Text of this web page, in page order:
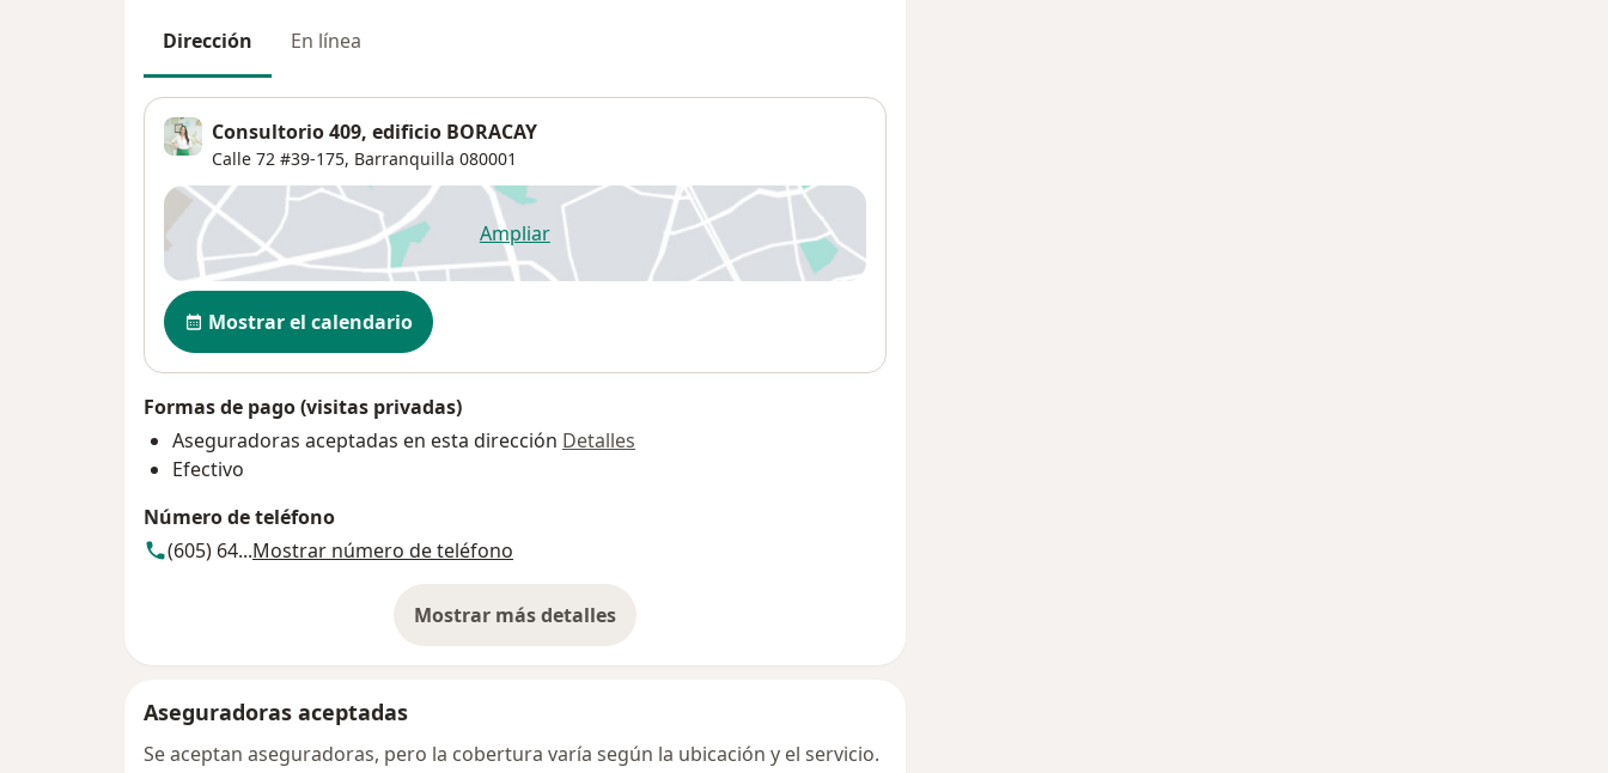
Dirección En línea
Consultorio 409, edificio BORACAY
Calle 72 #39-175, Barranquilla 080001
Ampliarse abre en una nueva pestaña
Disponibilidad
Mostrar el calendario
Formas de pago (visitas privadas)
Aseguradoras aceptadas en esta dirección Detalles
Efectivo
Número de teléfono
(605) 64...Mostrar número de teléfono
Mostrar más detalles
sobre la dirección
Aseguradoras aceptadas
Se aceptan aseguradoras, pero la cobertura varía según la ubicación y el servicio.